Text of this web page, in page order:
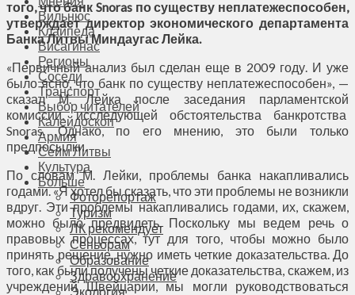
Вильнюс
Клайпеда
Висагинас
Регионы
Соседи
Транспорт
Выбор читателей
Калейдоскоп
Армия
Сейм Литвы
Культура
Больше
Фоторепортаж
Туризм
ЛК рекомендует
Сеньорам
Образование
Здравоохранение
Экология
того, что банк Snoras по существу неплатежеспособен,
утверждает директор экономического департамента
Банка Литвы Миндаугас Лейка.
«Первичный анализ был сделан еще в 2009 году. И уже
было ясно, что банк по существу неплатежеспособен», —
сказал М. Лейка после заседания парламентской
комиссии, исследующей обстоятельства банкротства
Snoras. Однако, по его мнению, это были только
предпосылки.
По словам М. Лейки, проблемы банка накапливались
годами. «Я хотел бы сказать, что эти проблемы не возникли
вдруг. Эти проблемы накапливались годами, их, скажем,
можно было предвидеть. Поскольку мы ведем речь о
правовых процессах, тут для того, чтобы можно было
принять решение, нужно иметь четкие доказательства. До
того, как были получены четкие доказательства, скажем, из
учреждений Швейцарии, мы могли руководствоваться